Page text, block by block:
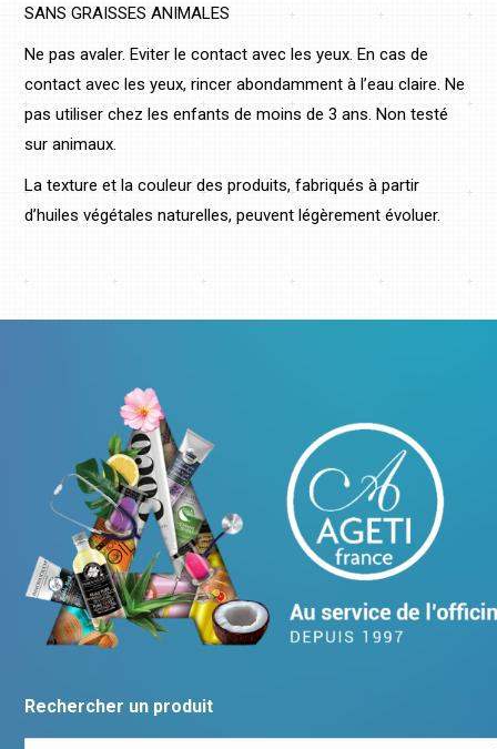
SANS GRAISSES ANIMALES
Ne pas avaler. Eviter le contact avec les yeux. En cas de
contact avec les yeux, rincer abondamment à l’eau claire. Ne
pas utiliser chez les enfants de moins de 3 ans. Non testé
sur animaux.
La texture et la couleur des produits, fabriqués à partir
d’huiles végétales naturelles, peuvent légèrement évoluer.
Rechercher un produit